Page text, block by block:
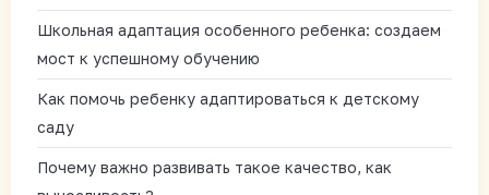
Школьная адаптация особенного ребенка: создаем
мост к успешному обучению
Как помочь ребенку адаптироваться к детскому
саду
Почему важно развивать такое качество, как